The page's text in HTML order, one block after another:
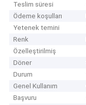
Teslim süresi
Ödeme koşulları
Yetenek temini
Renk
Özelleştirilmiş
Döner
Durum
Genel Kullanım
Başvuru